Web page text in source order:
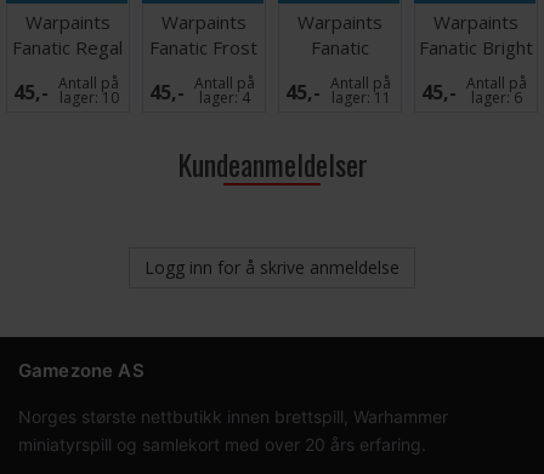
Warpaints
Fanatic Regal
Blue
45,- Antall på
lager: 10
Warpaints
Fanatic Frost
Blue
45,- Antall på
lager:4
Warpaints
Fanatic
Imperial Navy
45,- Antall på
lager: 11
Warpaints
Fanatic Bright
Sapphire
45,- Antall på
lager:6
Kundeanmeldelser
Logg inn for å skrive anmeldelse
Gamezone AS
Norges største nettbutikk innen brettspill, Warhammer
miniatyrspill og samlekort med over 20 års erfaring.